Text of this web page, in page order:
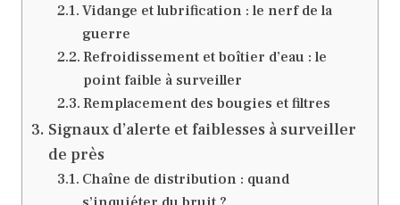
Vidange et lubrification : le nerf de la
guerre
Refroidissement et boîtier d’eau : le
point faible à surveiller
Remplacement des bougies et filtres
Signaux d’alerte et faiblesses à surveiller
de près
Chaîne de distribution : quand